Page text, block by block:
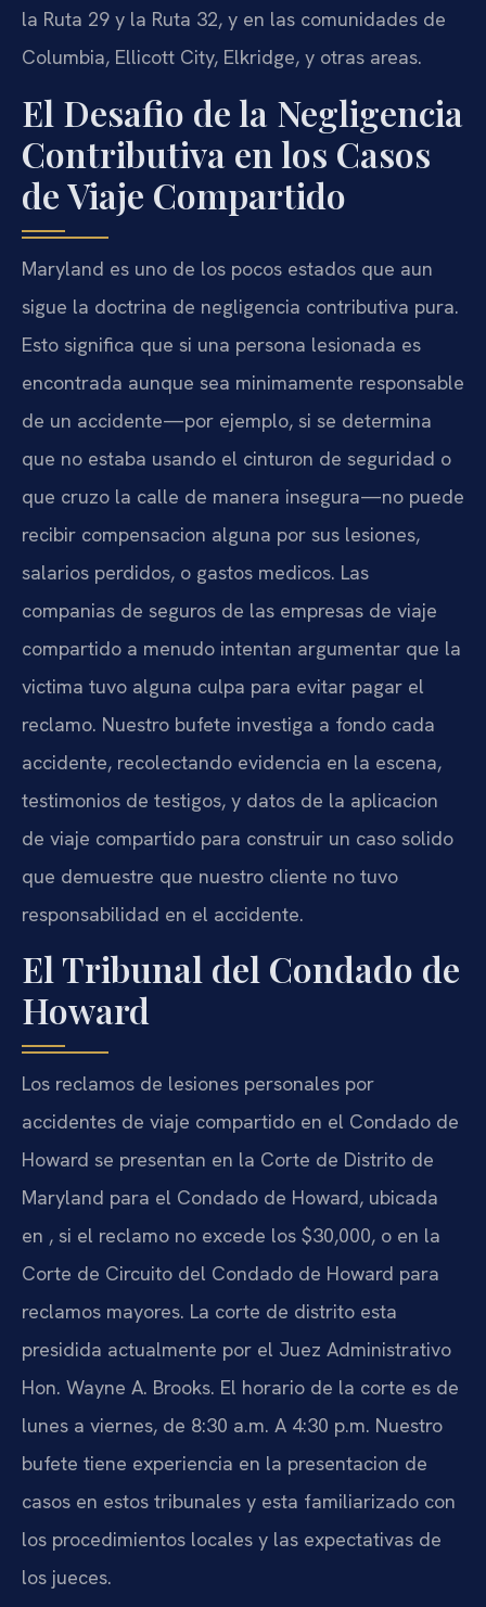
la Ruta 29 y la Ruta 32, y en las comunidades de
Columbia, Ellicott City, Elkridge, y otras areas.
El Desafio de la Negligencia
Contributiva en los Casos
de Viaje Compartido
Maryland es uno de los pocos estados que aun
sigue la doctrina de negligencia contributiva pura.
Esto significa que si una persona lesionada es
encontrada aunque sea minimamente responsable
de un accidente—por ejemplo, si se determina
que no estaba usando el cinturon de seguridad o
que cruzo la calle de manera insegura—no puede
recibir compensacion alguna por sus lesiones,
salarios perdidos, o gastos medicos. Las
companias de seguros de las empresas de viaje
compartido a menudo intentan argumentar que la
victima tuvo alguna culpa para evitar pagar el
reclamo. Nuestro bufete investiga a fondo cada
accidente, recolectando evidencia en la escena,
testimonios de testigos, y datos de la aplicacion
de viaje compartido para construir un caso solido
que demuestre que nuestro cliente no tuvo
responsabilidad en el accidente.
El Tribunal del Condado de
Howard
Los reclamos de lesiones personales por
accidentes de viaje compartido en el Condado de
Howard se presentan en la Corte de Distrito de
Maryland para el Condado de Howard, ubicada
en , si el reclamo no excede los $30,000, o en la
Corte de Circuito del Condado de Howard para
reclamos mayores. La corte de distrito esta
presidida actualmente por el Juez Administrativo
Hon. Wayne A. Brooks. El horario de la corte es de
lunes a viernes, de 8:30 a.m. A 4:30 p.m. Nuestro
bufete tiene experiencia en la presentacion de
casos en estos tribunales y esta familiarizado con
los procedimientos locales y las expectativas de
los jueces.